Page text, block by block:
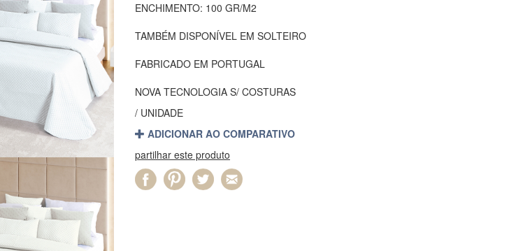
ENCHIMENTO: 100 GR/M2
TAMBÉM DISPONÍVEL EM SOLTEIRO
FABRICADO EM PORTUGAL
NOVA TECNOLOGIA S/ COSTURAS
/ UNIDADE
ADICIONAR AO COMPARATIVO
partilhar este produto